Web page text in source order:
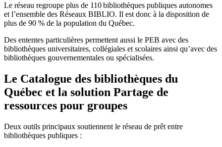
Le réseau regroupe plus de 110bibliothèques publiques autonomes
et l’ensemble des Réseaux BIBLIO. Il est donc à la disposition de
plus de 90 % de la population du Québec.
Des ententes particulières permettent aussi le PEB avec des
bibliothèques universitaires, collégiales et scolaires ainsi qu’avec des
bibliothèques gouvernementales ou spécialisées.
Le Catalogue des bibliothèques du
Québec et la solution Partage de
ressources pour groupes
Deux outils principaux soutiennent le réseau de prêt entre
bibliothèques publiques :